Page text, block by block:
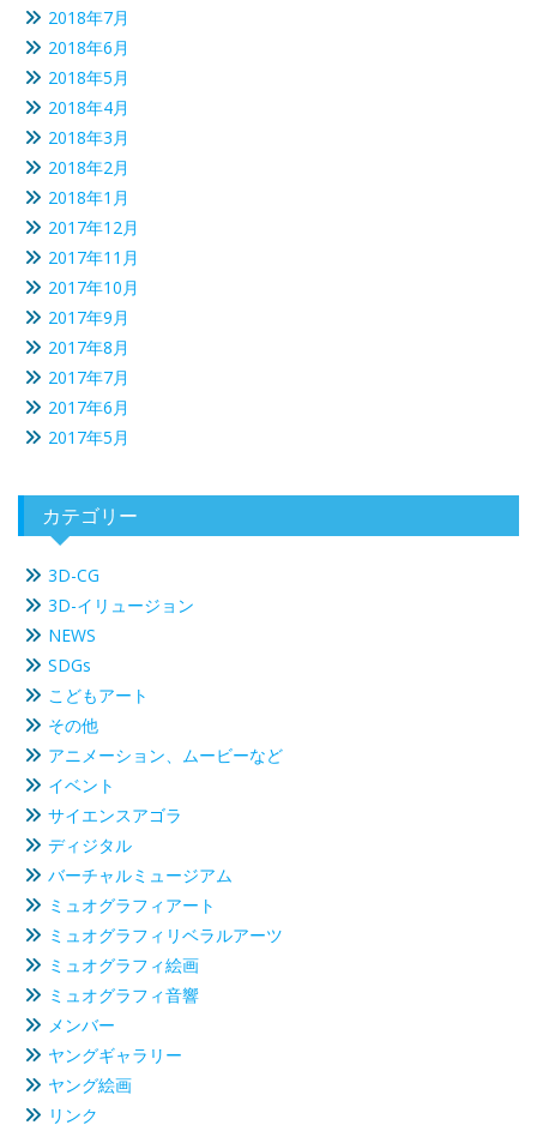
2018年7月
2018年6月
2018年5月
2018年4月
2018年3月
2018年2月
2018年1月
2017年12月
2017年11月
2017年10月
2017年9月
2017年8月
2017年7月
2017年6月
2017年5月
カテゴリー
3D-CG
3D-イリュージョン
NEWS
SDGs
こどもアート
その他
アニメーション、ムービーなど
イベント
サイエンスアゴラ
ディジタル
バーチャルミュージアム
ミュオグラフィアート
ミュオグラフィリベラルアーツ
ミュオグラフィ絵画
ミュオグラフィ音響
メンバー
ヤングギャラリー
ヤング絵画
リンク